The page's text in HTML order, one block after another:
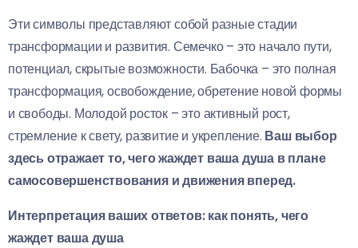
Эти символы представляют собой разные стадии
трансформации и развития. Семечко – это начало пути,
потенциал, скрытые возможности. Бабочка – это полная
трансформация, освобождение, обретение новой формы
и свободы. Молодой росток – это активный рост,
стремление к свету, развитие и укрепление. Ваш выбор
здесь отражает то, чего жаждет ваша душа в плане
самосовершенствования и движения вперед.
Интерпретация ваших ответов: как понять, чего
жаждет ваша душа